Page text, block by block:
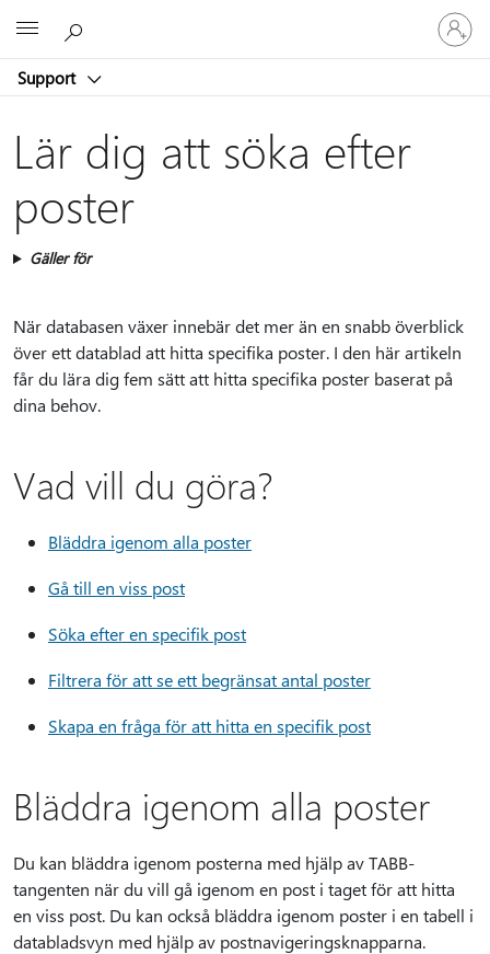
Support
Logga
in
på
konto
Lär dig att söka efter
poster
Gäller för
När databasen växer innebär det mer än en snabb överblick
över ett datablad att hitta specifika poster. I den här artikeln
får du lära dig fem sätt att hitta specifika poster baserat på
dina behov.
Vad vill du göra?
Bläddra igenom alla poster
Gå till en viss post
Söka efter en specifik post
Filtrera för att se ett begränsat antal poster
Skapa en fråga för att hitta en specifik post
Bläddra igenom alla poster
Du kan bläddra igenom posterna med hjälp av TABB-
tangenten när du vill gå igenom en post i taget för att hitta
en viss post. Du kan också bläddra igenom poster i en tabell i
databladsvyn med hjälp av postnavigeringsknapparna.